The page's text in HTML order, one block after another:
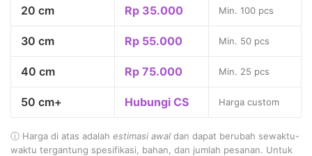
20 cm Rp 35.000 Min. 100 pcs
30 cm Rp 55.000 Min. 50 pcs
40 cm Rp 75.000 Min. 25 pcs
50 cm+ Hubungi CS Harga custom
ⓘ Harga di atas adalah estimasi awal dan dapat berubah sewaktu-
waktu tergantung spesifikasi, bahan, dan jumlah pesanan. Untuk